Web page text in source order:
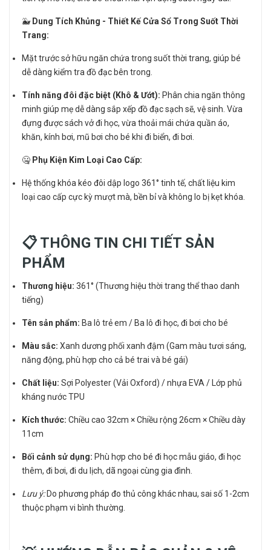
🐳 Dung Tích Khủng - Thiết Kế Cửa Sổ Trong Suốt Thời
Trang:
Mặt trước sở hữu ngăn chứa trong suốt thời trang, giúp bé
dễ dàng kiểm tra đồ đạc bên trong.
Tính năng đôi đặc biệt (Khô & Ướt): Phân chia ngăn thông
minh giúp mẹ dễ dàng sắp xếp đồ đạc sạch sẽ, vệ sinh. Vừa
đựng được sách vở đi học, vừa thoải mái chứa quần áo,
khăn, kính bơi, mũ bơi cho bé khi đi biển, đi bơi.
🤐 Phụ Kiện Kim Loại Cao Cấp:
Hệ thống khóa kéo đôi dập logo 361° tinh tế, chất liệu kim
loại cao cấp cực kỳ mượt mà, bền bỉ và không lo bị kẹt khóa.
📋 THÔNG TIN CHI TIẾT SẢN
PHẨM
Thương hiệu: 361° (Thương hiệu thời trang thể thao danh
tiếng)
Tên sản phẩm: Ba lô trẻ em / Ba lô đi học, đi bơi cho bé
Màu sắc: Xanh dương phối xanh đậm (Gam màu tươi sáng,
năng động, phù hợp cho cả bé trai và bé gái)
Chất liệu: Sợi Polyester (Vải Oxford) / nhựa EVA / Lớp phủ
kháng nước TPU
Kích thước: Chiều cao 32cm × Chiều rộng 26cm × Chiều dày
11cm
Bối cảnh sử dụng: Phù hợp cho bé đi học mẫu giáo, đi học
thêm, đi bơi, đi du lịch, dã ngoại cùng gia đình.
Lưu ý:Do phương pháp đo thủ công khác nhau, sai số 1-2cm
thuộc phạm vi bình thường.